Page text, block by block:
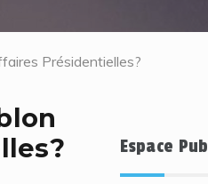
Présidentielles?
Espace Pub